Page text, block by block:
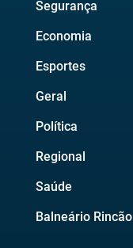
Segurança
Economia
Esportes
Geral
Política
Regional
Saúde
Balneário Rincão